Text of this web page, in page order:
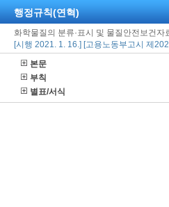
행정규칙(연혁)
화학물질의 분류·표시 및 물질안전보건자
[시행 2021. 1. 16.] [고용노동부고시 제
본문
부칙
별표/서식